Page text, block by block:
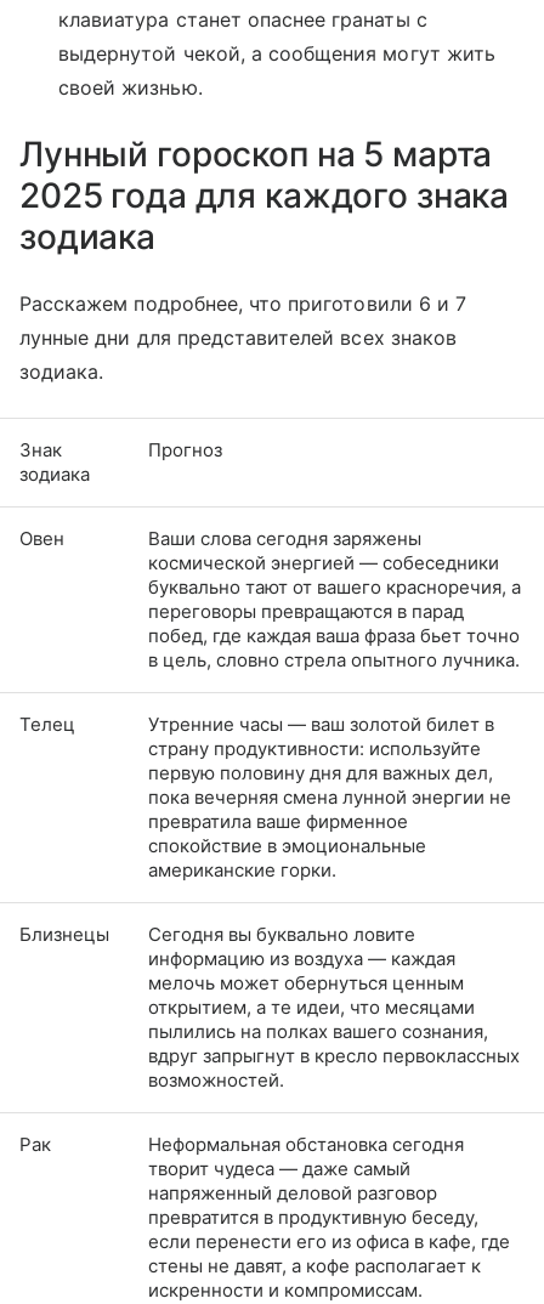
клавиатура станет опаснее гранаты с
выдернутой чекой, а сообщения могут жить
своей жизнью.
Лунный гороскоп на 5 марта
2025 года для каждого знака
зодиака
Расскажем подробнее, что приготовили 6 и 7
лунные дни для представителей всех знаков
зодиака.
Знак
зодиака
Прогноз
Овен
Ваши слова сегодня заряжены
космической энергией — собеседники
буквально тают от вашего красноречия, а
переговоры превращаются в парад
побед, где каждая ваша фраза бьет точно
в цель, словно стрела опытного лучника.
Телец
Утренние часы — ваш золотой билет в
страну продуктивности: используйте
первую половину дня для важных дел,
пока вечерняя смена лунной энергии не
превратила ваше фирменное
спокойствие в эмоциональные
американские горки.
Близнецы
Сегодня вы буквально ловите
информацию из воздуха — каждая
мелочь может обернуться ценным
открытием, а те идеи, что месяцами
пылились на полках вашего сознания,
вдруг запрыгнут в кресло первоклассных
возможностей.
Рак
Неформальная обстановка сегодня
творит чудеса — даже самый
напряженный деловой разговор
превратится в продуктивную беседу,
если перенести его из офиса в кафе, где
стены не давят, а кофе располагает к
искренности и компромиссам.